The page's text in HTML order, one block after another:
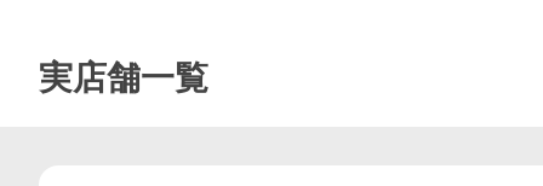
実店舗一覧